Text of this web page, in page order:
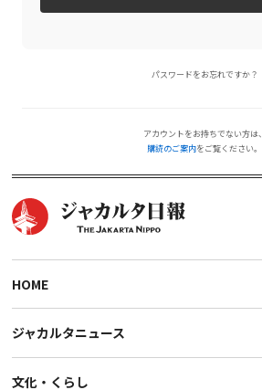
パスワードをお忘れですか？
アカウントをお持ちでない方は、
購読のご案内をご覧ください。
HOME
ジャカルタニュース
文化・くらし